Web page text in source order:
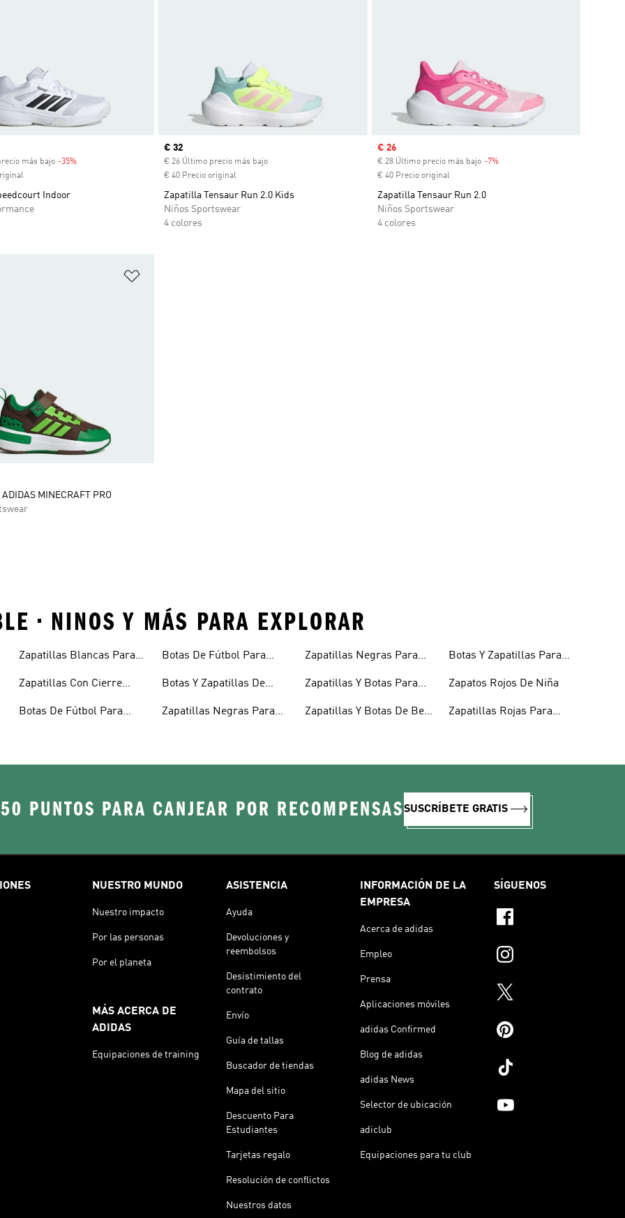
más bajo -35%Descuento
Indoor
Precio actual
€ 32
€ 26 Último precio más bajo
€ 40 Precio original
Zapatilla Tensaur Run 2.0 Kids
Niños Sportswear
4 colores
Precio de venta
€ 26
€ 28 Último precio más bajo -7%Descuento
€ 40 Precio original
Zapatilla Tensaur Run 2.0
Niños Sportswear
4 colores
MINECRAFT PRO
• NINOS Y MÁS PARA EXPLORAR
Zapatillas Blancas Para
Zapatillas Con Cierre
Botas De Fútbol Para
Botas De Fútbol Para
Botas Y Zapatillas De
Zapatillas Negras Para
Zapatillas Negras Para
Zapatillas Y Botas Para
Zapatillas Y Botas De Bebé
Botas Y Zapatillas Para
Zapatos Rojos De Niña
Zapatillas Rojas Para
PUNTOS PARA CANJEAR POR RECOMPENSASSUSCRÍBETE GRATIS
NUESTRO MUNDO
Nuestro impacto
Por las personas
Por el planeta
MÁS ACERCA DE
ADIDAS
Equipaciones de training
ASISTENCIA
Ayuda
Devoluciones y
reembolsos
Desistimiento del
contrato
Envío
Guía de tallas
Buscador de tiendas
Mapa del sitio
Descuento Para
Estudiantes
Tarjetas regalo
Resolución de conflictos
Nuestros datos
INFORMACIÓN DE LA
EMPRESA
Acerca de adidas
Empleo
Prensa
Aplicaciones móviles
adidas Confirmed
Blog de adidas
adidas News
Selector de ubicación
adiclub
Equipaciones para tu club
SÍGUENOS